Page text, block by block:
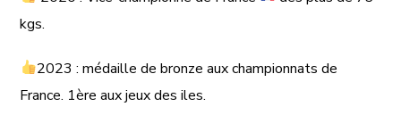
kgs.
2023 : médaille de bronze aux championnats de
France. 1ère aux jeux des iles.